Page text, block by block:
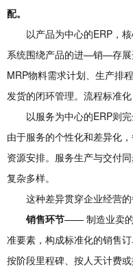
配。
以产品为中心的ERP，
系统围绕产品的进—销—存展
MRP物料需求计划、生产排
发货的闭环管理。流程标准化
以服务为中心的ERP则
由于服务的个性化和差异化
资源安排。服务生产与交付
复杂多样。
这种差异贯穿企业经营的
销售环节—— 制造业卖的
准要素，构成标准化的销售
按阶段里程碑、按人天计费